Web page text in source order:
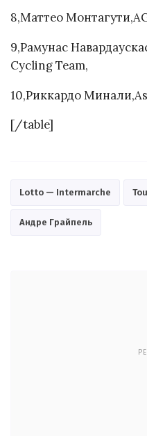
8,Маттео
9,Рамунас
Cycling Team,
10,Риккардо
[/table]
Lotto — Intermarche
Андре Грайпель